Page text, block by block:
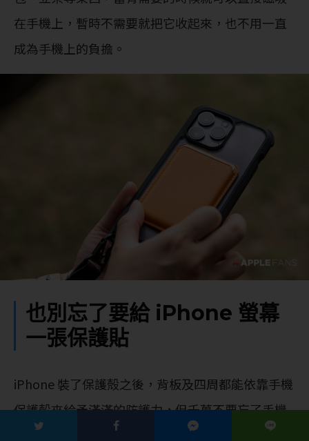
在手機上，暫時不需要就把它收起來，也不用一直
成為手機上的負擔。
也別忘了要給 iPhone 螢幕
一張保護貼
iPhone 裝了保護殻之後，背板及四周都能依靠手機
保護殻來給予滿滿的防護力，但千萬不要忘了手機
正面的螢幕呀～當有一點點兒的不小心時，至少還